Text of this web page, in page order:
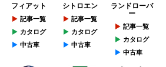
フィアット
記事一覧
カタログ
中古車
シトロエン
記事一覧
カタログ
中古車
ランドローバ
ー
記事一覧
カタログ
中古車